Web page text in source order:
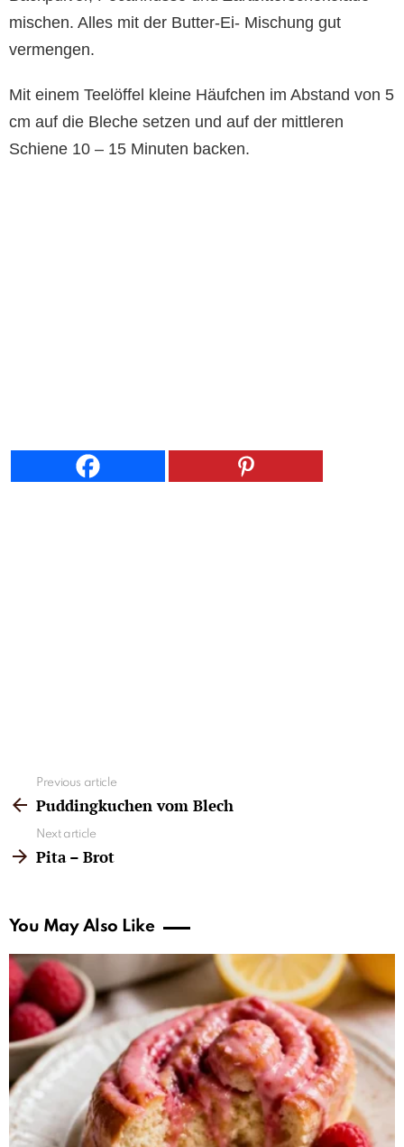
mischen. Alles mit der Butter-Ei- Mischung gut
vermengen.
Mit einem Teelöffel kleine Häufchen im Abstand von 5
cm auf die Bleche setzen und auf der mittleren
Schiene 10 – 15 Minuten backen.
more
Previous article
Puddingkuchen vom Blech
Next article
Pita – Brot
You May Also Like